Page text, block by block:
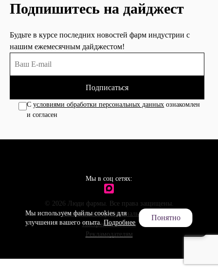
Подпишитесь на дайджест
Будьте в курсе последних новостей фарм индустрии с
нашим ежемесячным дайджестом!
Подписаться
Сусловиями обработки персональных данных ознакомлен
и согласен
Мы в соц сетях:
© 2026 Люди фармы. Все права защищены.
Политика конфиденциальности
Настройки cookies
Рекламодателям
Мы используем файлы cookies для
улучшения вашего опыта.Подробнее
Понятно